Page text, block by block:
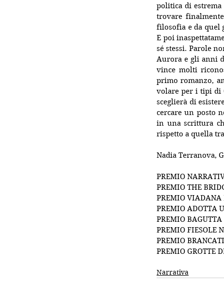
politica di
trovare
filosofia e da quel
E poi
sé stessi. Parole
Aurora e gli anni
vince molti
primo romanzo,
volare per i tipi di
sceglierà di
cercare un posto
in una scrittura
rispetto a quella
Nadia Terranova,
PREMIO
PREMIO THE
PREMIO VIADANA
PREMIO ADOTTA
PREMIO
PREMIO FIESOLE
PREMIO
PREMIO GROTTE
Narrativa